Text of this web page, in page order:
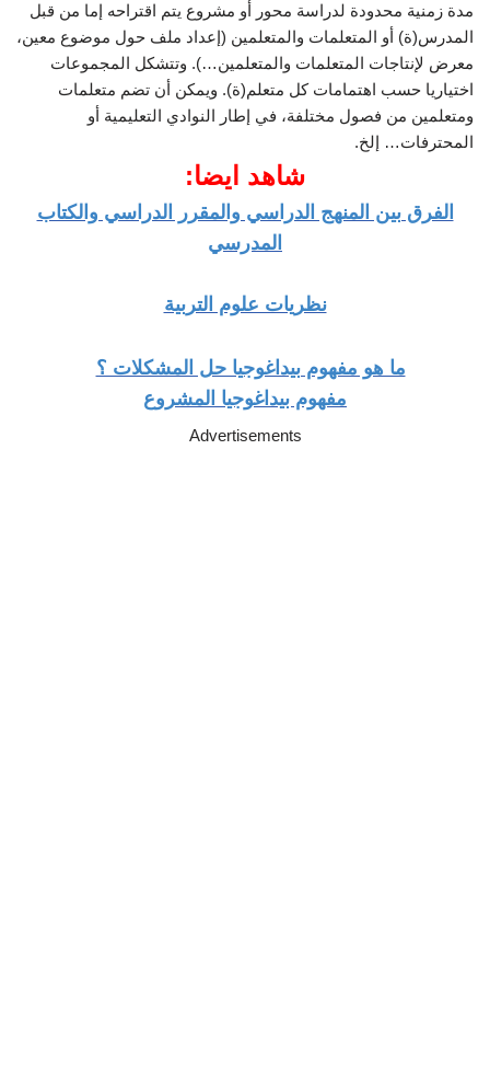
مدة زمنية محدودة لدراسة محور أو مشروع يتم اقتراحه إما من قبل
المدرس(ة) أو المتعلمات والمتعلمين (إعداد ملف حول موضوع معين،
معرض لإنتاجات المتعلمات والمتعلمين…). وتتشكل المجموعات
اختياريا حسب اهتمامات كل متعلم(ة). ويمكن أن تضم متعلمات
ومتعلمين من فصول مختلفة، في إطار النوادي التعليمية أو
المحترفات… إلخ.
شاهد ايضا:
الفرق بين المنهج الدراسي والمقرر الدراسي والكتاب
المدرسي
نظريات علوم التربية
ما هو مفهوم بيداغوجيا حل المشكلات ؟
مفهوم بيداغوجيا المشروع
Advertisements